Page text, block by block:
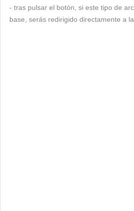
- tras pulsar el botón, si este tipo de
base, serás redirigido directamente a